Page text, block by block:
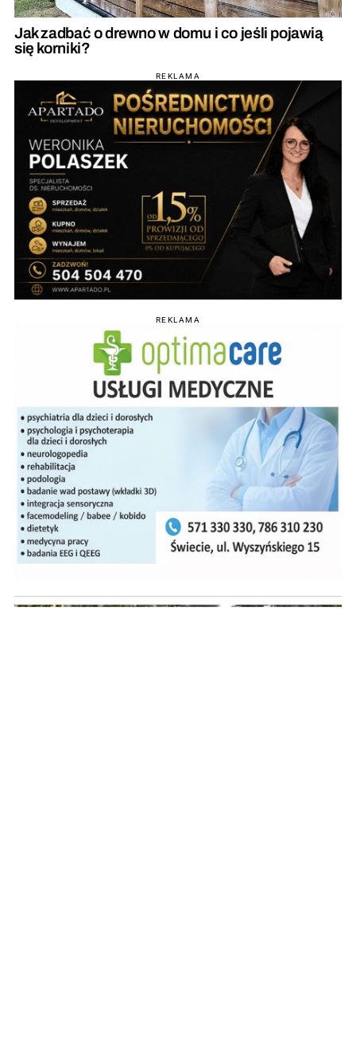
Jak zadbać o drewno w domu i co jeśli pojawią
się korniki?
REKLAMA
REKLAMA